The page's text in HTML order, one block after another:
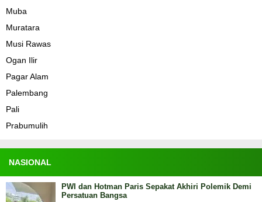
Muba
Muratara
Musi Rawas
Ogan Ilir
Pagar Alam
Palembang
Pali
Prabumulih
NASIONAL
PWI dan Hotman Paris Sepakat Akhiri Polemik Demi
Persatuan Bangsa